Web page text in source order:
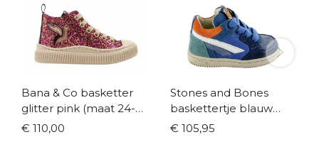
Bana & Co basketter
glitter pink (maat 24-
35)
€ 110,00
Stones and Bones
baskettertje blauw
(maat 20-26)
€ 105,95